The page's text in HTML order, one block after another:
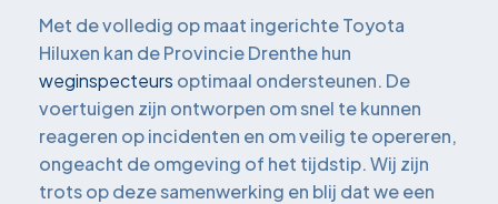
Met de volledig op maat ingerichte Toyota
Hiluxen kan de Provincie Drenthe hun
weginspecteurs optimaal ondersteunen. De
voertuigen zijn ontworpen om snel te kunnen
reageren op incidenten en om veilig te opereren,
ongeacht de omgeving of het tijdstip. Wij zijn
trots op deze samenwerking en blij dat we een